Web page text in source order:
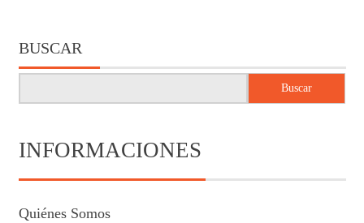
BUSCAR
Buscar
INFORMACIONES
Quiénes Somos